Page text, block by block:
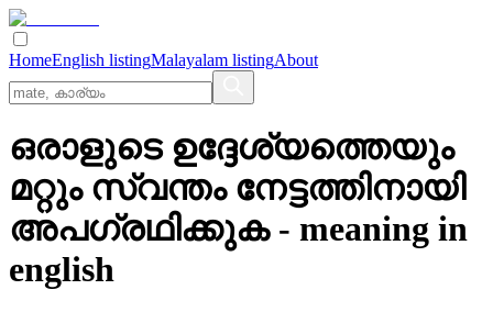
HomeEnglish listingMalayalam listingAbout
ഒരാളുടെ ഉദ്ദേശ്യത്തെയും
മറ്റും സ്വന്തം നേട്ടത്തിനായി
അപഗ്രഥിക്കുക- meaning in
english